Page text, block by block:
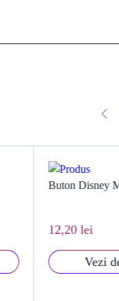
Disney Minnie Mouse
Vezi detalii